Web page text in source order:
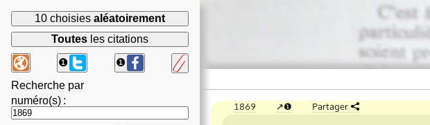
10 choisies aléatoirement
Toutes les citations
❶
❶
Recherche par
numéro(s) :
1869 ❶ Partager